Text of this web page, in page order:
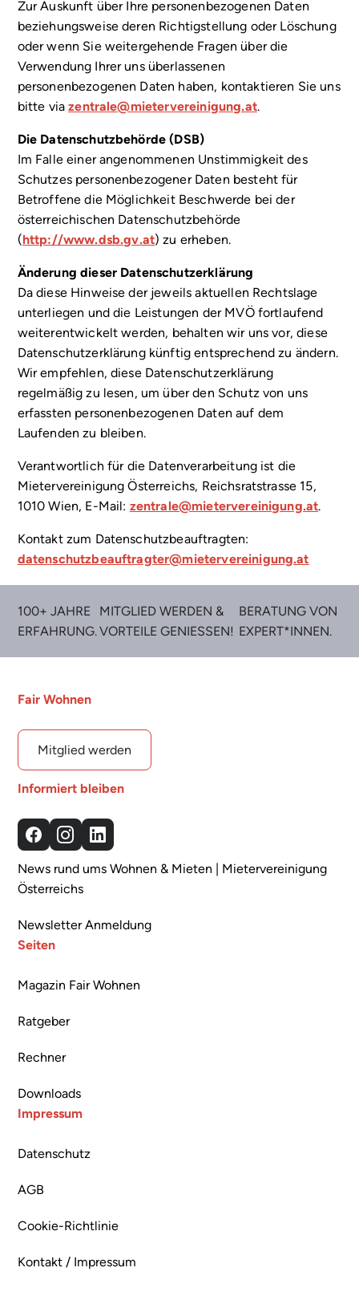
Zur Auskunft über Ihre personenbezogenen Daten
beziehungsweise deren Richtigstellung oder Löschung
oder wenn Sie weitergehende Fragen über die
Verwendung Ihrer uns überlassenen
personenbezogenen Daten haben, kontaktieren Sie uns
bitte viazentrale@mietervereinigung.at.
Die Datenschutzbehörde (DSB)
Im Falle einer angenommenen Unstimmigkeit des
Schutzes personenbezogener Daten besteht für
Betroffene die Möglichkeit Beschwerde bei der
österreichischen Datenschutzbehörde
(http://www.dsb.gv.at) zu erheben.
Änderung dieser Datenschutzerklärung
Da diese Hinweise der jeweils aktuellen Rechtslage
unterliegen und die Leistungen der MVÖ fortlaufend
weiterentwickelt werden, behalten wir uns vor, diese
Datenschutzerklärung künftig entsprechend zu ändern.
Wir empfehlen, diese Datenschutzerklärung
regelmäßig zu lesen, um über den Schutz von uns
erfassten personenbezogenen Daten auf dem
Laufenden zu bleiben.
Verantwortlich für die Datenverarbeitung ist die
Mietervereinigung Österreichs, Reichsratstrasse 15,
1010 Wien, E-Mail: zentrale@mietervereinigung.at.
Kontakt zum Datenschutzbeauftragten:
datenschutzbeauftragter@mietervereinigung.at
100+ JAHRE
ERFAHRUNG.
MITGLIED WERDEN &
VORTEILE GENIESSEN!
BERATUNG VON
EXPERT*INNEN.
Fair Wohnen
Mitglied werden
Informiert bleiben
Facebook
Instagram
LinkedIn
News rund ums Wohnen & Mieten | Mietervereinigung
Österreichs
Newsletter Anmeldung
Seiten
Magazin Fair Wohnen
Ratgeber
Rechner
Downloads
Impressum
Datenschutz
AGB
Cookie-Richtlinie
Kontakt / Impressum